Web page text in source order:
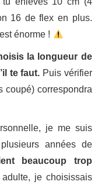
16 de flex en plus.
énorme !
la longueur de
te faut. Puis vérifier
coupé) correspondra
je me suis
années de
beaucoup trop
je choisissais